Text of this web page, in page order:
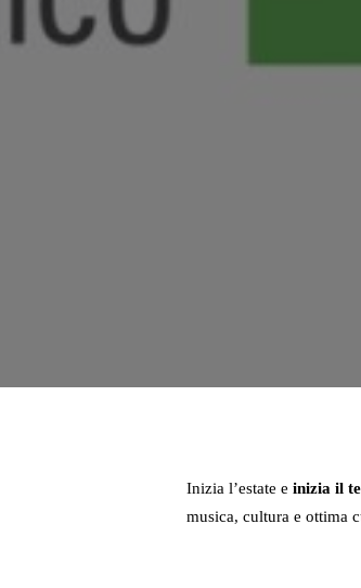
Inizia l’estate e inizia il
musica, cultura e ottima